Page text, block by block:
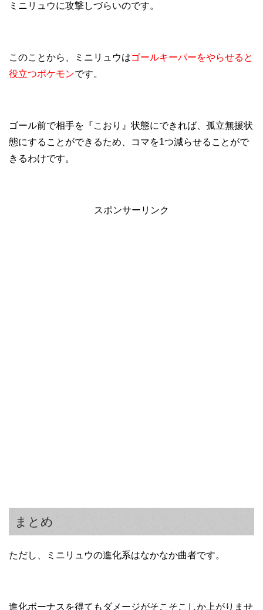
ミニリュウに攻撃しづらいのです。
このことから、ミニリュウはゴールキーパーをやらせると
役立つポケモンです。
ゴール前で相手を『こおり』状態にできれば、孤立無援状
態にすることができるため、コマを1つ減らせることがで
きるわけです。
スポンサーリンク
まとめ
ただし、ミニリュウの進化系はなかなか曲者です。
進化ボーナスを得てもダメージがそこそこしか上がりませ